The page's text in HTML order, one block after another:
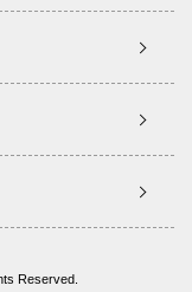
Reserved.